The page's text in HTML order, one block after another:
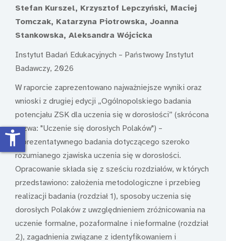
Stefan Kurszel, Krzysztof Lepczyński, Maciej
Tomczak, Katarzyna Piotrowska, Joanna
Stankowska, Aleksandra Wójcicka
Instytut Badań Edukacyjnych – Państwowy Instytut
Badawczy, 2026
W raporcie zaprezentowano najważniejsze wyniki oraz
wnioski z drugiej edycji „Ogólnopolskiego badania
potencjału ZSK dla uczenia się w dorosłości” (skrócona
nazwa: "Uczenie się dorosłych Polaków") –
reprezentatywnego badania dotyczącego szeroko
rozumianego zjawiska uczenia się w dorosłości.
Opracowanie składa się z sześciu rozdziałów, w których
przedstawiono: założenia metodologiczne i przebieg
realizacji badania (rozdział 1), sposoby uczenia się
dorosłych Polaków z uwzględnieniem zróżnicowania na
uczenie formalne, pozaformalne i nieformalne (rozdział
2), zagadnienia związane z identyfikowaniem i
accessibility_new